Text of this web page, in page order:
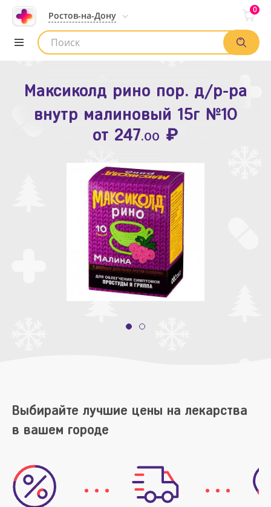
Ростов-на-Дону
0
Список аптек
Максиколд рино пор. д/р-ра
внутр малиновый 15г №10
от 247.00 ₽
Зодак таб. п.п.о. 10мг №10
от109.80 ₽
Выбирайте лучшие цены на лекарства
в вашем городе